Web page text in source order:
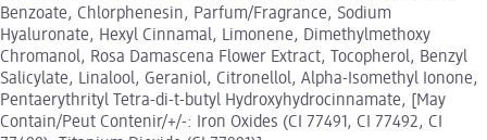
Benzoate, Chlorphenesin, Parfum/Fragrance, Sodium
Hyaluronate, Hexyl Cinnamal, Limonene, Dimethylmethoxy
Chromanol, Rosa Damascena Flower Extract, Tocopherol, Benzyl
Salicylate, Linalool, Geraniol, Citronellol, Alpha-Isomethyl Ionone,
Pentaerythrityl Tetra-di-t-butyl Hydroxyhydrocinnamate, [May
Contain/Peut Contenir/+/-: Iron Oxides (CI 77491, CI 77492, CI